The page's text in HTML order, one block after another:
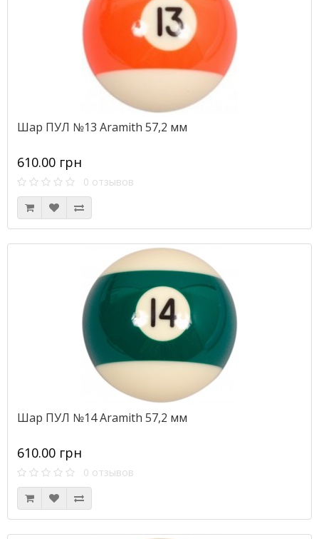
Шар ПУЛ №13 Aramith 57,2 мм
610.00 грн
0 отзывов
Шар ПУЛ №14 Aramith 57,2 мм
610.00 грн
0 отзывов